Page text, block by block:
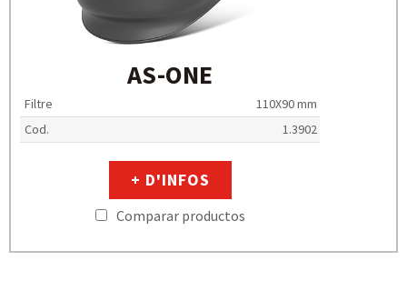
AS-ONE
Filtre
110X90 mm
Cod.
1.3902
+ D'INFOS
Comparar productos